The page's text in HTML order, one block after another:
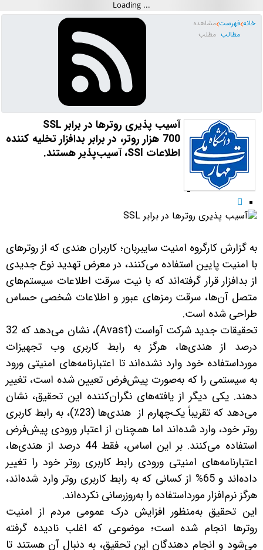
خانه فهرست
مطالب
مشاهده
مطلب
آسیب پذیری روترها در برابر SSL
700 هزار روتر، در برابر بدافزار تخلیه کننده
اطلاعات SSl، آسیب‌پذیر هستند.

به گزارش کارگروه امنیت سایبربان؛ کاربران هندی که از روترهای
با امنیت پایین استفاده می‌کنند، در معرض تهدید نوع جدیدی
از بدافزار قرار گرفته‌اند که با نیت سرقت اطلاعات سیستم‌های
متصل آن‌ها، سرقت رمزهای عبور و اطلاعات شخصی حساس
طراحی شده است.
تحقیقات جدید شرکت آواست (Avast)، نشان می‌دهد که 32
درصد از هندی‌ها، هرگز به رابط کاربری وب تجهیزات
مورداستفاده خود وارد نشده‌اند تا اعتبارنامه‌های امنیتی ورود
به سیستمی را که به‌صورت پیش‌فرض تعیین شده است، تغییر
دهند. یکی دیگر از یافته‌های نگران‌کننده این تحقیق، نشان
می‌دهد که تقریباً یک‌چهارم از هندی‌ها (23٪)، به رابط کاربری
روتر خود، وارد شده‌اند اما همچنان از اعتبار ورودی پیش‌فرض
استفاده می‌کنند. بر این اساس، فقط 44 درصد از هندی‌ها،
اعتبارنامه‌های امنیتی ورودی رابط کاربری روتر خود را تغییر
داده‌اند و 65% از کسانی که به رابط کاربری روتر وارد شده‌اند،
هرگز نرم‌افزار مورداستفاده را به‌روزرسانی نکرده‌اند.
این تحقیق به‌منظور افزایش درک عمومی مردم از امنیت
روترها انجام شده است؛ موضوعی که اغلب نادیده گرفته
می‌شود و انجام دهندگان این تحقیق، به دنبال آن هستند تا